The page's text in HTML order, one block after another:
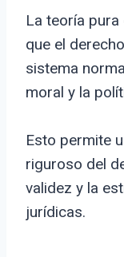
La teoría
que el
sistema
moral y la
Esto permite
riguroso del
validez y la
jurídicas.